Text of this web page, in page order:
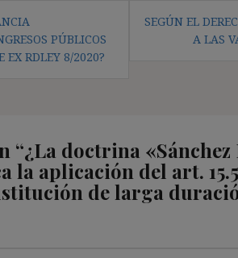
PÚBLICOS
EX RDLEY 8/2020?
SEGÚN EL
A LAS
“¿La doctrina
la aplicación del art.
de larga